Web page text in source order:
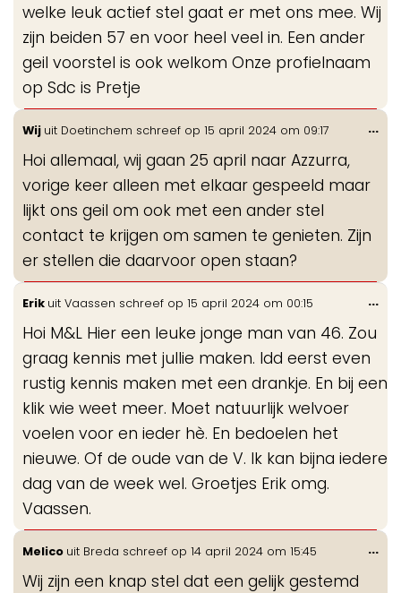
welke leuk actief stel gaat er met ons mee. Wij
zijn beiden 57 en voor heel veel in. Een ander
geil voorstel is ook welkom Onze profielnaam
op Sdc is Pretje
Wij uit Doetinchem schreef op 15 april 2024 om 09:17
Hoi allemaal, wij gaan 25 april naar Azzurra,
vorige keer alleen met elkaar gespeeld maar
lijkt ons geil om ook met een ander stel
contact te krijgen om samen te genieten. Zijn
er stellen die daarvoor open staan?
...
Erik uit Vaassen schreef op 15 april 2024 om 00:15
Hoi M&L Hier een leuke jonge man van 46. Zou
graag kennis met jullie maken. Idd eerst even
rustig kennis maken met een drankje. En bij een
klik wie weet meer. Moet natuurlijk welvoer
voelen voor en ieder hè. En bedoelen het
nieuwe. Of de oude van de V. Ik kan bijna iedere
dag van de week wel. Groetjes Erik omg.
Vaassen.
...
Melico uit Breda schreef op 14 april 2024 om 15:45
Wij zijn een knap stel dat een gelijk gestemd
...